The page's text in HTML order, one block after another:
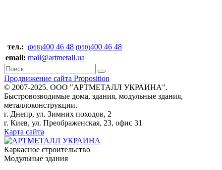
тел.: (068)400 46 48 (050)400 46 48
email: mail@artmetall.ua
Продвижение сайта Proposition
© 2007-2025. ООО "AРТМЕТАЛЛ УКРАИНА".
Быстровозводимые дома, здания, модульные здания,
металлоконструкции.
г. Днепр, ул. Зимних походов, 2
г. Киев, ул. Преображенская, 23, офис 31
Карта сайта
Каркасное строительство
Модульные здания